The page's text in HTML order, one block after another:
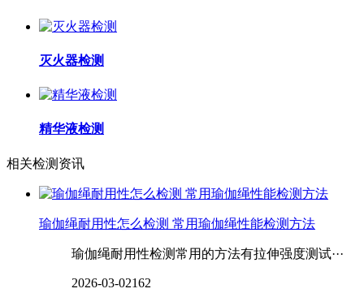
灭火器检测
精华液检测
相关检测资讯
瑜伽绳耐用性怎么检测 常用瑜伽绳性能检测方法
瑜伽绳耐用性检测常用的方法有拉伸强度测试···
2026-03-02162